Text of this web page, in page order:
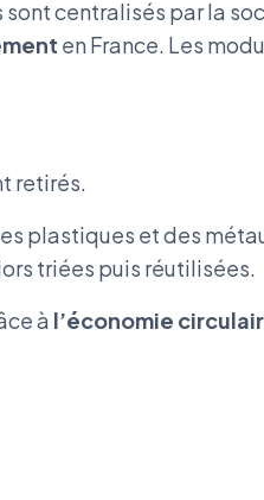
centralisés par la
en France. Les
retirés.
plastiques et des
triées puis réutilisées.
à l’économie